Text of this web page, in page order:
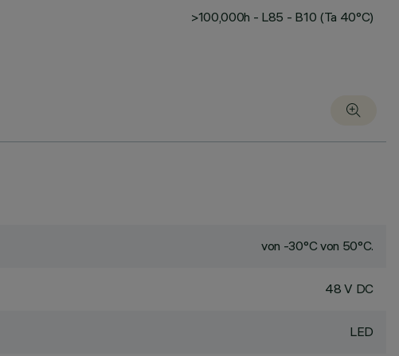
>100,000h - L85 - B10 (Ta 40°C)
von -30°C von 50°C.
48 V DC
LED